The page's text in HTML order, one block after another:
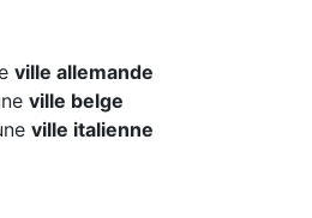
ville allemande
ville belge
ville italienne